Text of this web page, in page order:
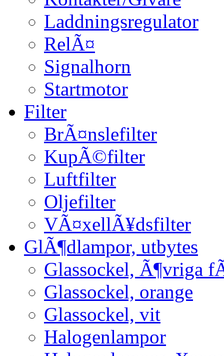
Laddningsregulator
RelÃ¤
Signalhorn
Startmotor
Filter
BrÃ¤nslefilter
KupÃ©filter
Luftfilter
Oljefilter
VÃ¤xellÃ¥dsfilter
GlÃ¶dlampor, utbytes
Glassockel, Ã¶vriga
Glassockel, orange
Glassockel, vit
Halogenlampor